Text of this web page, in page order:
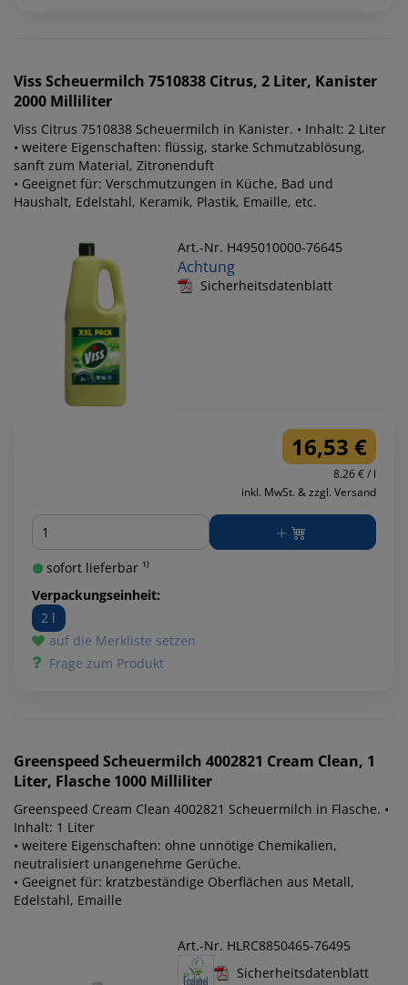
VissScheuermilch 7510838 Citrus, 2 Liter, Kanister
2000 Milliliter
Viss Citrus 7510838 Scheuermilch in Kanister. • Inhalt: 2 Liter
• weitere Eigenschaften: flüssig, starke Schmutzablösung,
sanft zum Material, Zitronenduft
• Geeignet für: Verschmutzungen in Küche, Bad und
Haushalt, Edelstahl, Keramik, Plastik, Emaille, etc.
Art.-Nr. H495010000-76645
Achtung
Sicherheitsdatenblatt
16,53 €
8.26 € / l
inkl. MwSt. & zzgl. Versand
Menge
sofort lieferbar ¹⁾
Verpackungseinheit:
2 l
auf die Merkliste setzen
Frage zum Produkt
Greenspeed Scheuermilch 4002821 Cream Clean, 1
Liter, Flasche 1000 Milliliter
Greenspeed Cream Clean 4002821 Scheuermilch in Flasche. •
Inhalt: 1 Liter
• weitere Eigenschaften: ohne unnötige Chemikalien,
neutralisiert unangenehme Gerüche.
• Geeignet für: kratzbeständige Oberflächen aus Metall,
Edelstahl, Emaille
Art.-Nr. HLRC8850465-76495
Sicherheitsdatenblatt